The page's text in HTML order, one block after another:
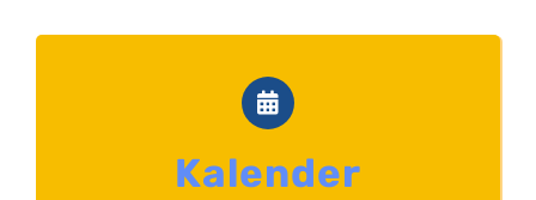
Kalender